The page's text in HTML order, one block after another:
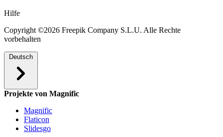
Hilfe
Copyright ©2026 Freepik Company S.L.U. Alle Rechte
vorbehalten
Deutsch
Projekte von Magnific
Magnific
Flaticon
Slidesgo